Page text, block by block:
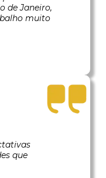
de Janeiro,
muito
que